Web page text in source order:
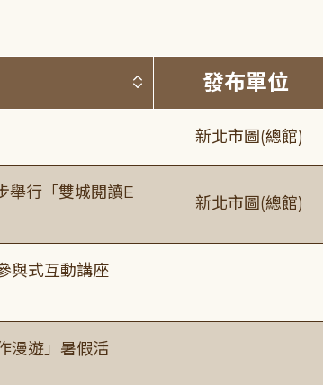
按標題排序 (升降
發布單位
新北市圖(總館)
舉行「雙城閱讀E
新北市圖(總館)
與式互動講座
漫遊」暑假活